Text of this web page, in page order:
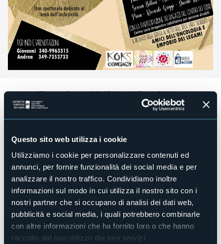
Questo sito web utilizza i cookie
Utilizziamo i cookie per personalizzare contenuti ed
annunci, per fornire funzionalità dei social media e per
analizzare il nostro traffico. Condividiamo inoltre
informazioni sul modo in cui utilizza il nostro sito con i
nostri partner che si occupano di analisi dei dati web,
pubblicità e social media, i quali potrebbero combinarle
con altre informazioni che ha fornito loro o che hanno
raccolto dal suo utilizzo dei loro servizi.
Sabato 17 Maggio, ore 20.45si terràil Musical: “IL DIARIO
DEGLI ERRORI”
Una storia avvincente dove Liz, la nostra protagonista,
le sue certezze e riscoprire se stessa, l'amicizia e l'amore.
Uno spettacolo dedicato al tema dell'inclusività.
Regia e direzione musicale artistica Elena Colombo
Coreografie e messa in scena a cura di Koks Company
Con la partecipazione dei ragazzi del Centro DO Cusio -
Centro socio terapeutico riabilitativo per persone disabili
Ingresso a pagamento Euro 20,00 - Il ricavato della serata
al netto delle spese sarà devoluto a AMICI DELL'ONCOLOGIA